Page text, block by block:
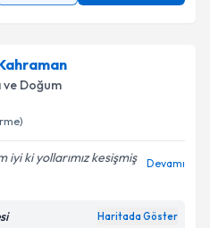
ve Doğum
ki yollarımız kesişmiş
Devamı
Haritada Göster